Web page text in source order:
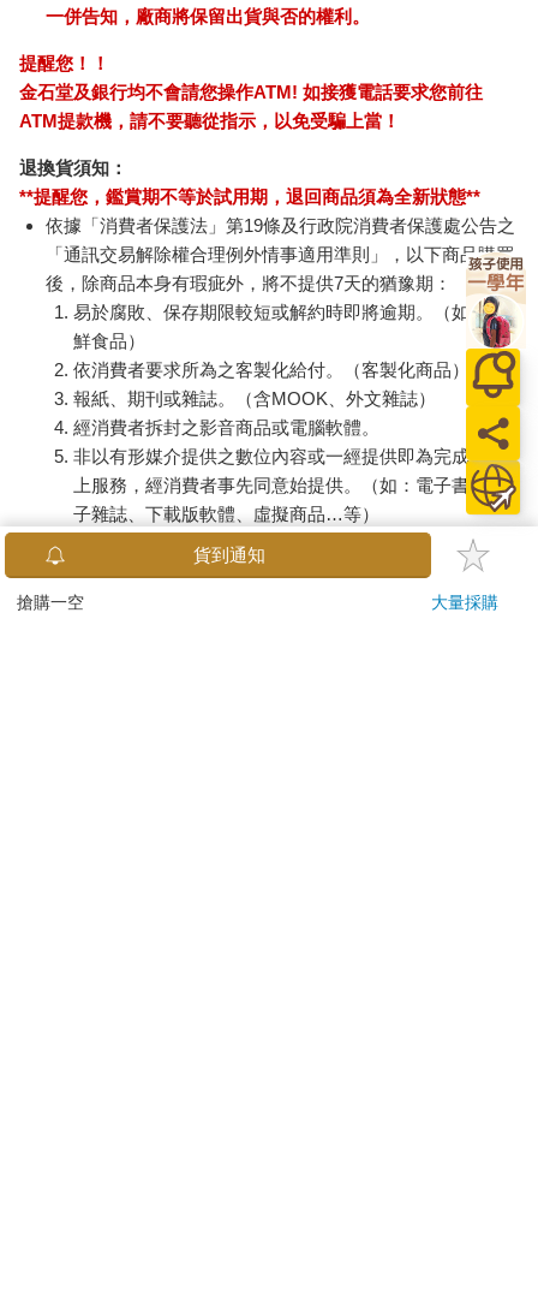
一併告知，廠商將保留出貨與否的權利。
提醒您！！
金石堂及銀行均不會請您操作ATM! 如接獲電話要求您前往
ATM提款機，請不要聽從指示，以免受騙上當！
退換貨須知：
**提醒您，鑑賞期不等於試用期，退回商品須為全新狀態**
依據「消費者保護法」第19條及行政院消費者保護處公告之
「通訊交易解除權合理例外情事適用準則」，以下商品購買
後，除商品本身有瑕疵外，將不提供7天的猶豫期：
易於腐敗、保存期限較短或解約時即將逾期。（如：生
鮮食品）
依消費者要求所為之客製化給付。（客製化商品）
報紙、期刊或雜誌。（含MOOK、外文雜誌）
經消費者拆封之影音商品或電腦軟體。
非以有形媒介提供之數位內容或一經提供即為完成之線
上服務，經消費者事先同意始提供。（如：電子書、電
子雜誌、下載版軟體、虛擬商品…等）
已拆封之個人衛生用品。（如：內衣褲、刮鬍刀、除毛
若非上列種類商品，均享有到貨7天的猶豫期（含例假
貨到通知
搶購一空 大量採購